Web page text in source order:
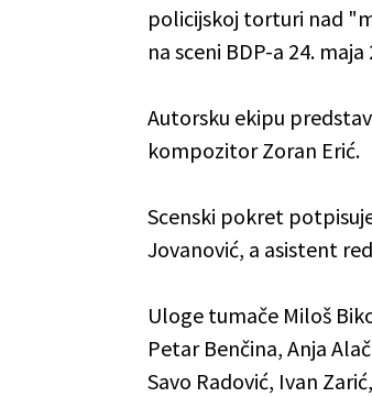
policijskoj torturi nad
na sceni BDP-a 24. maja
Autorsku ekipu
kompozitor Zoran Erić.
Scenski pokret
Jovanović, a asistent
Uloge tumače Miloš
Petar Benčina, Anja
Savo Radović, Ivan